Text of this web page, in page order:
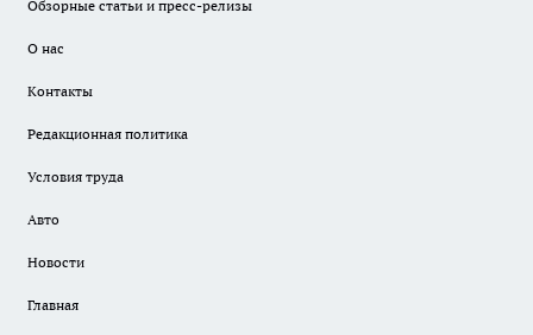
Обзорные статьи и пресс-релизы
О нас
Контакты
Редакционная политика
Условия труда
Авто
Новости
Главная